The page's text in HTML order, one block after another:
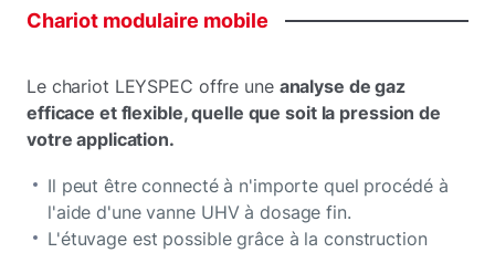
Chariot modulaire mobile
Le chariot LEYSPEC offre une analyse de gaz
efficace et flexible, quelle que soit la pression de
votre application.
Il peut être connecté à n'importe quel procédé à
l'aide d'une vanne UHV à dosage fin.
L'étuvage est possible grâce à la construction